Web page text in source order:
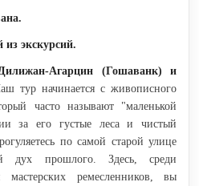
из экскурсий.
Агарцин (Гошаванк) и
тур начинается с живописного
часто называют "маленькой
за его густые леса и чистый
по самой старой улице
дух прошлого. Здесь, среди
ремесленников, вы